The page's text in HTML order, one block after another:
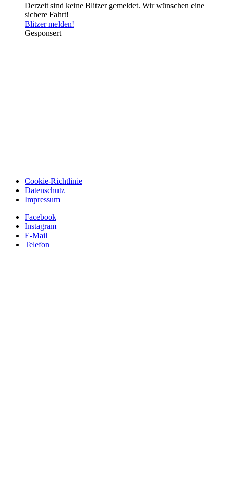
Derzeit sind keine Blitzer gemeldet. Wir wünschen eine
sichere Fahrt!
Blitzer melden!
Gesponsert
Cookie-Richtlinie
Datenschutz
Impressum
Facebook
Instagram
E-Mail
Telefon